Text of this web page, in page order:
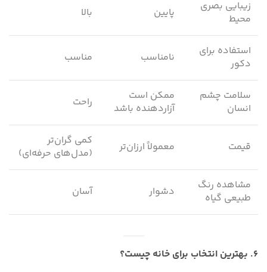
زیبایی بصری
محیط
پایین بالا
استفاده برای
دکور
نامناسب مناسب
سلامت چشم
انسان
ممکن است
آزاردهنده باشد
راحت
قیمت معمولاً ارزان‌تر
کمی گران‌تر
(مدل‌های حرفه‌ای)
مشاهده رنگ
طبیعی گیاه
دشوار آسان
۶. بهترین انتخاب برای خانه چیست؟